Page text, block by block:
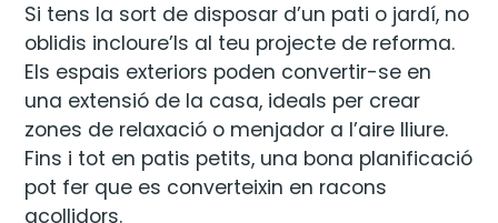
Si tens la sort de disposar d’un pati o jardí, no
oblidis incloure’ls al teu projecte de reforma.
Els espais exteriors poden convertir-se en
una extensió de la casa, ideals per crear
zones de relaxació o menjador a l’aire lliure.
Fins i tot en patis petits, una bona planificació
pot fer que es converteixin en racons
acollidors.